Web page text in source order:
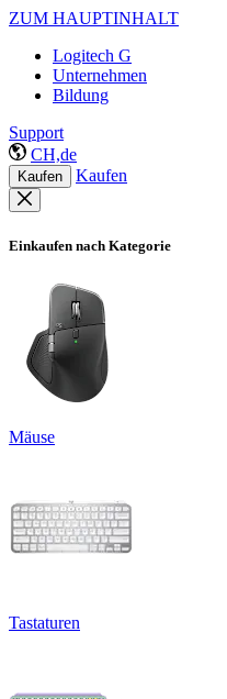
ZUM HAUPTINHALT
Logitech G
Unternehmen
Bildung
Support
CH,de
Kaufen Kaufen
Einkaufen nach Kategorie
Mäuse
Tastaturen